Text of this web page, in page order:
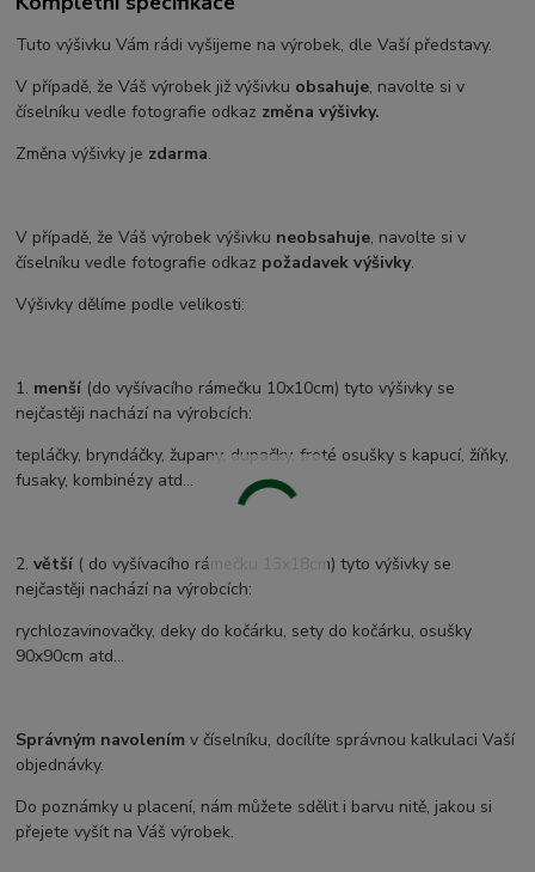
Tuto výšivku Vám rádi vyšijeme na výrobek, dle Vaší představy.
V případě, že Váš výrobek již výšivku obsahuje, navolte si v
číselníku vedle fotografie odkaz změna výšivky.
Změna výšivky je zdarma.
V případě, že Váš výrobek výšivku neobsahuje, navolte si v
číselníku vedle fotografie odkaz požadavek výšivky.
Výšivky dělíme podle velikosti:
1. menší (do vyšívacího rámečku 10x10cm) tyto výšivky se
nejčastěji nachází na výrobcích:
tepláčky, bryndáčky, župany, dupačky, froté osušky s kapucí, žíňky,
fusaky, kombinézy atd...
2.větší ( do vyšívacího rámečku 13x18cm) tyto výšivky se
nejčastěji nachází na výrobcích:
rychlozavinovačky, deky do kočárku, sety do kočárku, osušky
90x90cm atd...
Správným navolením v číselníku, docílíte správnou kalkulaci Vaší
objednávky.
Do poznámky u placení, nám můžete sdělit i barvu nitě, jakou si
přejete vyšít na Váš výrobek.